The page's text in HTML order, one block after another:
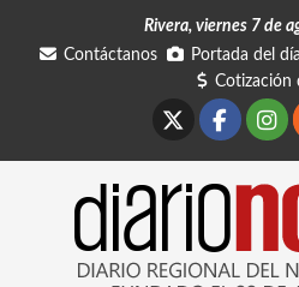
Rivera, viernes 7 de
Contáctanos
Portada del día
Cotización